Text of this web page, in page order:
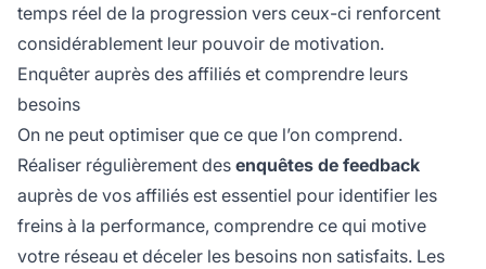
temps réel de la progression vers ceux-ci renforcent
considérablement leur pouvoir de motivation.
Enquêter auprès des affiliés et comprendre leurs
besoins
On ne peut optimiser que ce que l’on comprend.
Réaliser régulièrement des enquêtes de feedback
auprès de vos affiliés est essentiel pour identifier les
freins à la performance, comprendre ce qui motive
votre réseau et déceler les besoins non satisfaits. Les